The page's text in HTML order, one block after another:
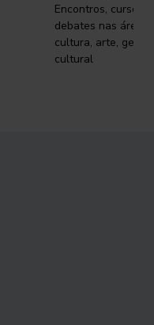
Encontros, cursos,
debates nas áreas
cultura, arte,
cultural